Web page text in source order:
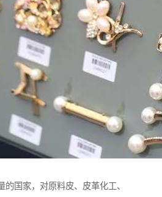
的国家，对原料皮、皮革化工、